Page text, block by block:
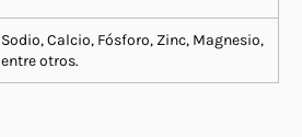
Sodio, Calcio, Fósforo, Zinc, Magnesio,
entre otros.